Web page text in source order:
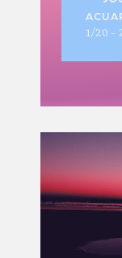
1/20 -